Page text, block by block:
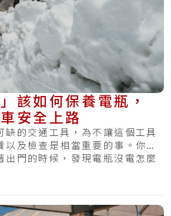
該如何保養電瓶，
安全上路
缺的交通工具，為不讓這個工具
以及檢查是相當重要的事。你有
出門的時候，發現電瓶沒電怎麼